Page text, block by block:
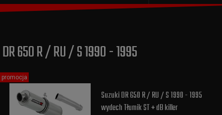
DR 650 R / RU / S 1990 - 1995
Suzuki DR 650 R / RU / S 1990 - 1995
wydech Tłumik ST + dB killer
promocja